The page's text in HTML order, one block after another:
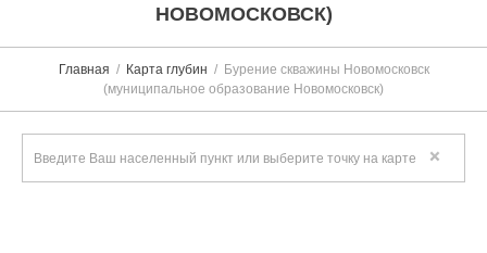
НОВОМОСКОВСК)
Главная Карта глубин
Бурение скважины Новомосковск
(муниципальное образование Новомосковск)